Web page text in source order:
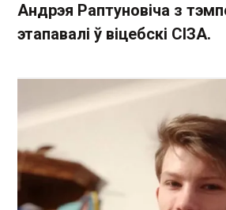
Андрэя Раптуновіча з
этапавалі ў віцебскі СІЗА.